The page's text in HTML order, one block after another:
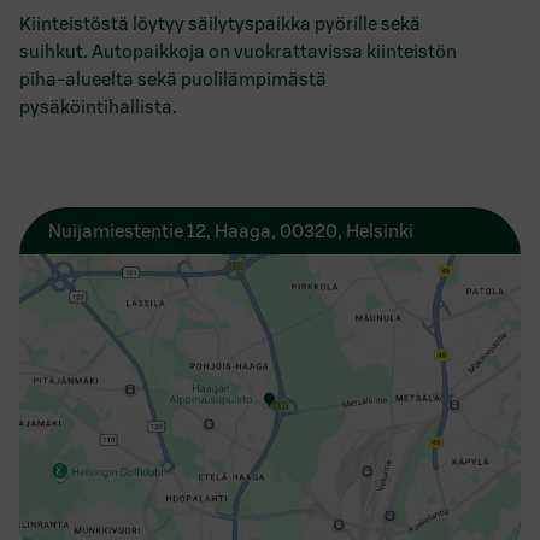
Kiinteistöstä löytyy säilytyspaikka pyörille sekä
suihkut. Autopaikkoja on vuokrattavissa kiinteistön
piha-alueelta sekä puolilämpimästä
pysäköintihallista.
Nuijamiestentie 12, Haaga, 00320, Helsinki